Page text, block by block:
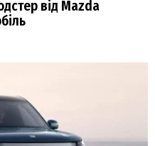
від Mazda